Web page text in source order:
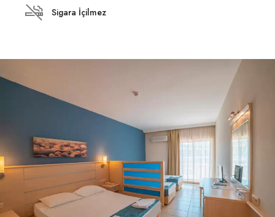
Sigara İçilmez